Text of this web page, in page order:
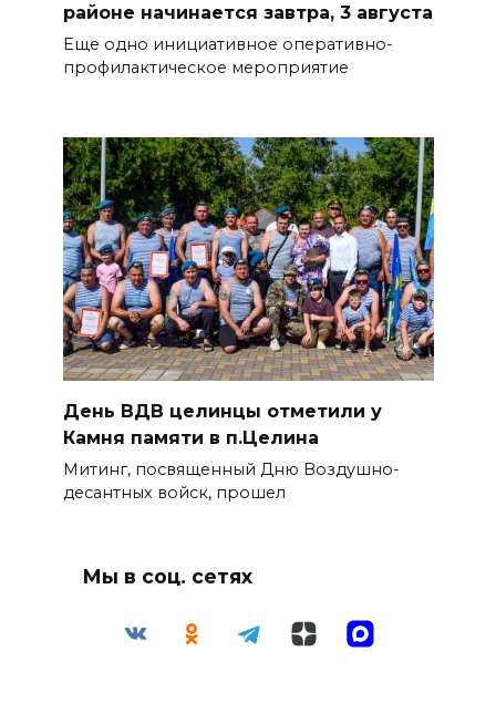
районе начинается завтра, 3 августа
Еще одно инициативное оперативно-
профилактическое мероприятие
День ВДВ целинцы отметили у
Камня памяти в п.Целина
Митинг, посвященный Дню Воздушно-
десантных войск, прошел
Мы в соц. сетях